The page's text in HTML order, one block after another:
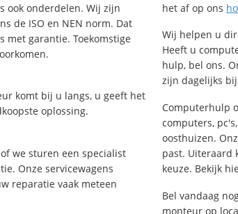
ook onderdelen. Wij zijn
de ISO en NEN norm. Dat
met garantie. Toekomstige
komt bij u langs, u geeft het
oplossing.
we sturen een specialist
Onze servicewagens
reparatie vaak meteen
het af op ons
Wij helpen u
Heeft u
hulp, bel ons.
zijn dagelijks
Computerhulp
computers,
oosthuizen.
past. Uiteraard
keuze. Bekijk
Bel vandaag
monteur op